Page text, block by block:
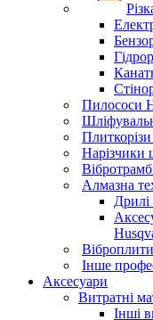
Пилососи
Нарізчики
Алмазна
Дрилі
Інше
Аксесуари
Витратні
Інші